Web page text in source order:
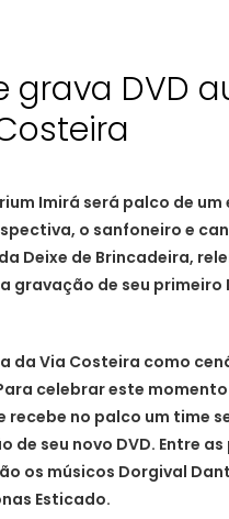
grava DVD
Imirá será palco de
o sanfoneiro e
Deixe de Brincadeira,
gravação de seu primeiro
da Via Costeira como
celebrar este
recebe no palco um time
seu novo DVD. Entre
os músicos Dorgival
Esticado.